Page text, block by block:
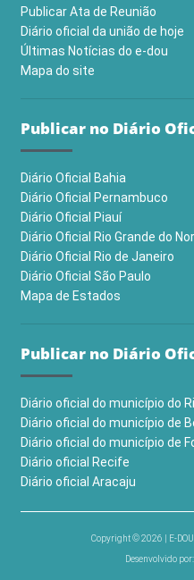
Publicar Ata de Reunião
Diário oficial da união de hoje
Últimas Notícias do e-dou
Mapa do site
Publicar no Diário
Diário Oficial Bahia
Diário Oficial Pernambuco
Diário Oficial Piauí
Diário Oficial Rio Grande do
Diário Oficial Rio de Janeiro
Diário Oficial São Paulo
Mapa de Estados
Publicar no Diário
Diário oficial do município do
Diário oficial do município de
Diário oficial do município de
Diário oficial Recife
Diário oficial Aracaju
Copyright © 2026 | E-DOU
Desenvolvido por: